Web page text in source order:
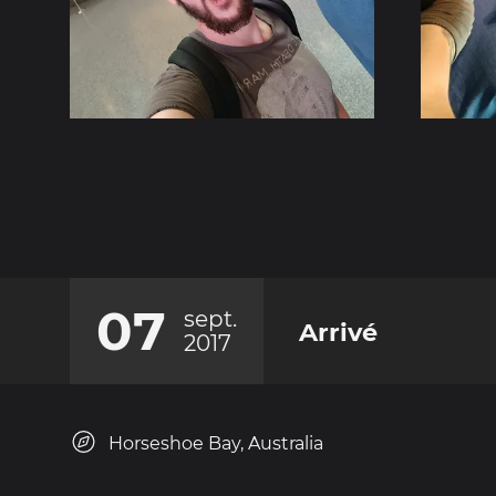
07
sept.
2017
Arrivé
Horseshoe Bay, Australia